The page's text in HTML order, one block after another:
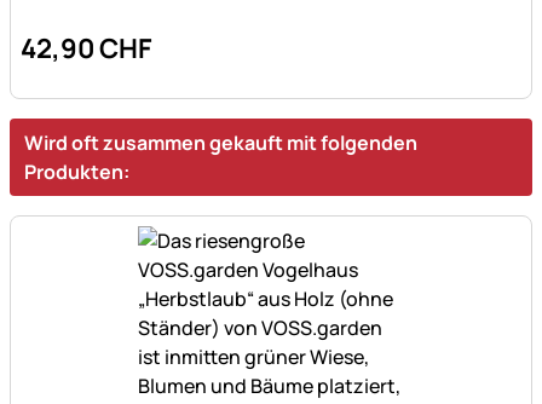
42,90CHF
Wird oft zusammen gekauft mit folgenden
Produkten: